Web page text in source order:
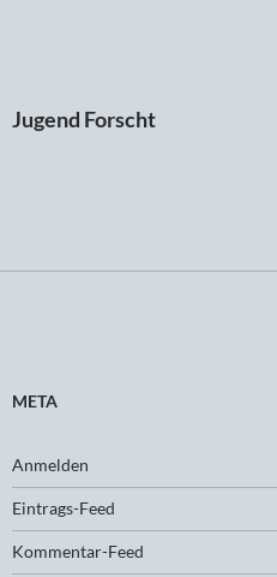
Jugend Forscht
META
Anmelden
Eintrags-Feed
Kommentar-Feed